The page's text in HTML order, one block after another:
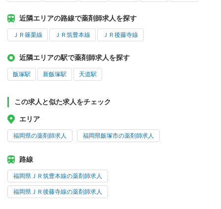
近隣エリアの路線で薬剤師求人を探す
ＪＲ篠栗線 ＪＲ筑豊本線 ＪＲ後藤寺線
近隣エリアの駅で薬剤師求人を探す
飯塚駅 新飯塚駅 天道駅
この求人と似た求人をチェック
エリア
福岡県の薬剤師求人 福岡県飯塚市の薬剤師求人
路線
福岡県ＪＲ筑豊本線の薬剤師求人
福岡県ＪＲ後藤寺線の薬剤師求人